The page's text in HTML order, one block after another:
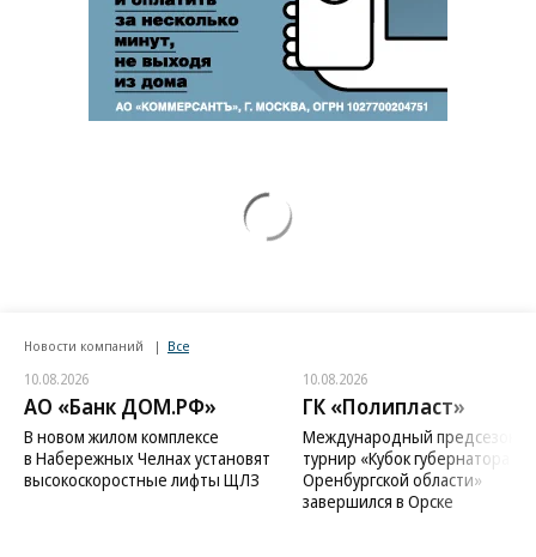
Новости компаний Все
10.08.2026
АО «Банк ДОМ.РФ»
В новом жилом комплексе
в Набережных Челнах установят
высокоскоростные лифты ЩЛЗ
10.08.2026
ГК «Полипласт»
Международный
турнир «Кубок губернатора
Оренбургской области»
завершился в Орске